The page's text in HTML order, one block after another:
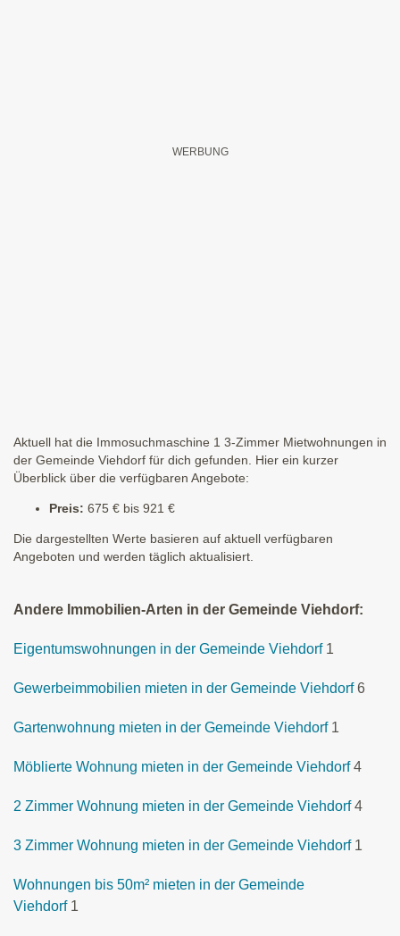
Aktuell hat die Immosuchmaschine 1 3-Zimmer Mietwohnungen in
der Gemeinde Viehdorf für dich gefunden. Hier ein kurzer
Überblick über die verfügbaren Angebote:
Preis: 675 € bis 921 €
Die dargestellten Werte basieren auf aktuell verfügbaren
Angeboten und werden täglich aktualisiert.
Andere Immobilien-Arten in der Gemeinde Viehdorf:
Eigentumswohnungen in der Gemeinde Viehdorf 1
Gewerbeimmobilien mieten in der Gemeinde Viehdorf 6
Gartenwohnung mieten in der Gemeinde Viehdorf 1
Möblierte Wohnung mieten in der Gemeinde Viehdorf 4
2 Zimmer Wohnung mieten in der Gemeinde Viehdorf 4
3 Zimmer Wohnung mieten in der Gemeinde Viehdorf 1
Wohnungen bis 50m² mieten in der Gemeinde
Viehdorf 1